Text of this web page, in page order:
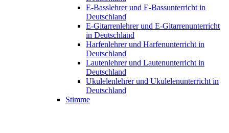
E-Basslehrer und E-Bassunterricht in
Deutschland
E-Gitarrenlehrer und E-Gitarrenunterricht
in Deutschland
Harfenlehrer und Harfenunterricht in
Deutschland
Lautenlehrer und Lautenunterricht in
Deutschland
Ukulelenlehrer und Ukulelenunterricht in
Deutschland
Stimme